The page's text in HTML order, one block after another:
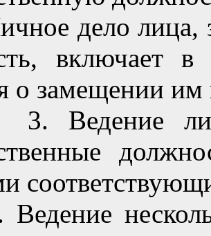
дело лица,
включает
о замещении